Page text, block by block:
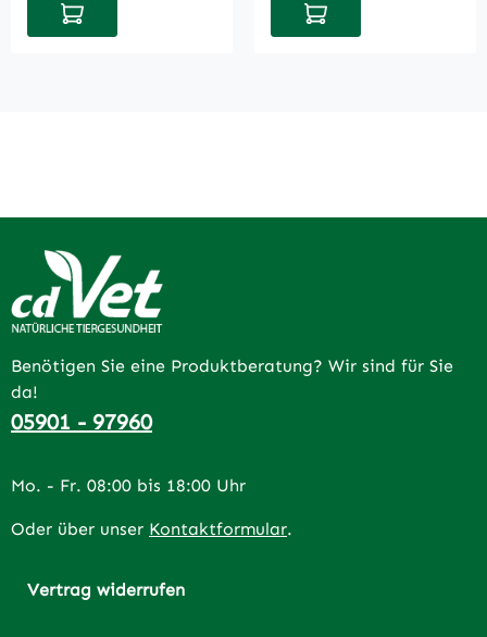
In den Warenkorb In den Warenkorb
Benötigen Sie eine Produktberatung? Wir sind für Sie
da!
05901 - 97960
Mo. - Fr. 08:00 bis 18:00 Uhr
Oder über unser Kontaktformular.
Vertrag widerrufen